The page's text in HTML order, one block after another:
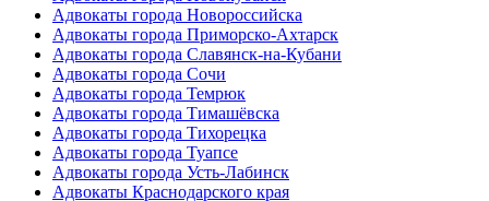
Адвокаты города Новороссийска
Адвокаты города Приморско-Ахтарск
Адвокаты города Славянск-на-Кубани
Адвокаты города Сочи
Адвокаты города Темрюк
Адвокаты города Тимашёвска
Адвокаты города Тихорецка
Адвокаты города Туапсе
Адвокаты города Усть-Лабинск
Адвокаты Краснодарского края